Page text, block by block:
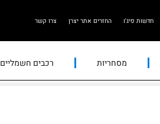
חדשות פיג'ו החזרים אתר יצרן צרו קשר
מסחריות רכבים חשמליים